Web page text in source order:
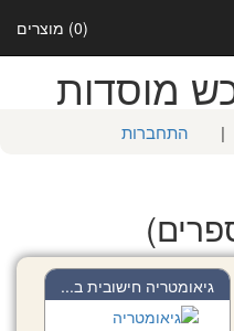
(0) מוצרים
מוסדות
| התחברות
גיאומטריה חישובית ב...